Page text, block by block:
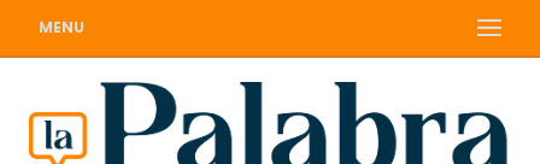
MENU